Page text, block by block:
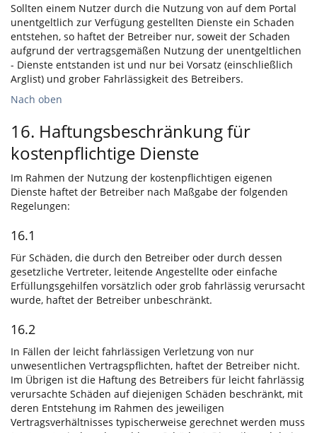
Sollten einem Nutzer durch die Nutzung von auf dem Portal
unentgeltlich zur Verfügung gestellten Dienste ein Schaden
entstehen, so haftet der Betreiber nur, soweit der Schaden
aufgrund der vertragsgemäßen Nutzung der unentgeltlichen
- Dienste entstanden ist und nur bei Vorsatz (einschließlich
Arglist) und grober Fahrlässigkeit des Betreibers.
Nach oben
16. Haftungsbeschränkung für
kostenpflichtige Dienste
Im Rahmen der Nutzung der kostenpflichtigen eigenen
Dienste haftet der Betreiber nach Maßgabe der folgenden
Regelungen:
16.1
Für Schäden, die durch den Betreiber oder durch dessen
gesetzliche Vertreter, leitende Angestellte oder einfache
Erfüllungsgehilfen vorsätzlich oder grob fahrlässig verursacht
wurde, haftet der Betreiber unbeschränkt.
16.2
In Fällen der leicht fahrlässigen Verletzung von nur
unwesentlichen Vertragspflichten, haftet der Betreiber nicht.
Im Übrigen ist die Haftung des Betreibers für leicht fahrlässig
verursachte Schäden auf diejenigen Schäden beschränkt, mit
deren Entstehung im Rahmen des jeweiligen
Vertragsverhältnisses typischerweise gerechnet werden muss